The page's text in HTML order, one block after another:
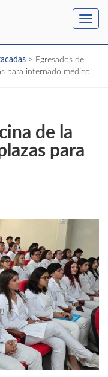
> Egresados de
para internado médico
de la
para